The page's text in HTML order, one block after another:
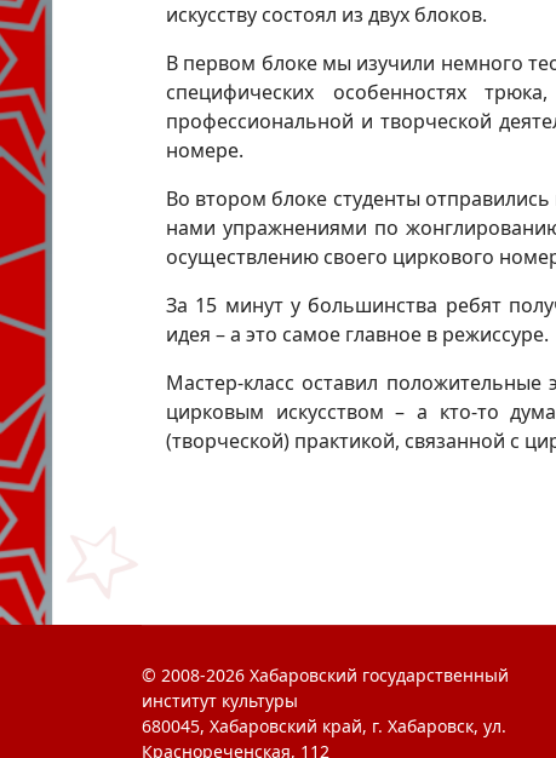
искусству состоял из двух блоков.
В первом блоке мы изучили немного
специфических особенностях
профессиональной и творческой
номере.
Во втором блоке студенты
нами упражнениями по
осуществлению своего циркового
За 15 минут у большинства ребят
идея – а это самое главное в режиссуре.
Мастер-класс оставил
цирковым искусством – а кто-то
(творческой) практикой, связанной с
© 2008-2026 Хабаровский государственный
институт культуры
680045, Хабаровский край, г. Хабаровск, ул.
Краснореченская, 112